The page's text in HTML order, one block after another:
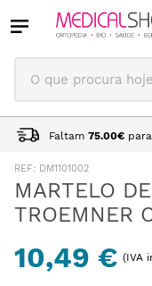
O que procura hoje?
Faltam 75.00€
: DM1101002
MARTELO
TROEMNER
10,49 € (IVA